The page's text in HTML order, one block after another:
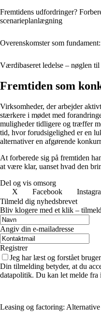
Fremtidens udfordringer?
scenarieplanlægning
Overenskomster som
Værdibaseret ledelse – nøglen
Fremtiden som
Virksomheder, der arbejder
stærkere i mødet med
muligheder tidligere og træffer
tid, hvor forudsigelighed er en
alternativer en afgørende
At forberede sig på fremtiden
at være klar, uanset hvad den
Del og vis omsorg
X
Facebook
Tilmeld dig nyhedsbrevet
Bliv klogere med et klik –
Angiv din e-mailadresse
Registrer
Jeg har læst og forstået
Din tilmelding betyder, at du
datapolitik. Du kan let melde fra
Leasing og factoring: